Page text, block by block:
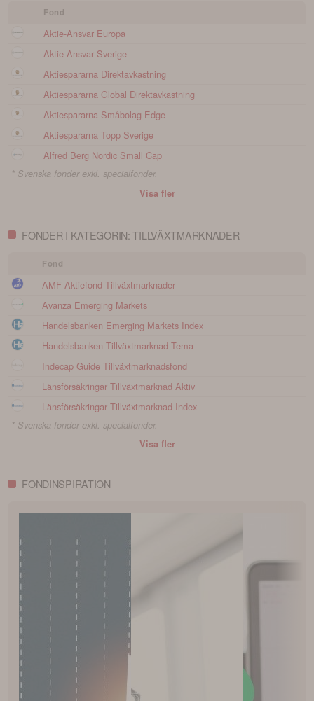
Fond
Aktie-Ansvar Europa
Aktie-Ansvar Sverige
Aktiespararna Direktavkastning
Aktiespararna Global Direktavkastning
Aktiespararna Småbolag Edge
Aktiespararna Topp Sverige
Alfred Berg Nordic Small Cap
* Svenska fonder exkl. specialfonder.
Visa fler
FONDER I KATEGORIN: TILLVÄXTMARKNADER
Fond
AMF Aktiefond Tillväxtmarknader
Avanza Emerging Markets
Handelsbanken Emerging Markets Index
Handelsbanken Tillväxtmarknad Tema
Indecap Guide Tillväxtmarknadsfond
Länsförsäkringar Tillväxtmarknad Aktiv
Länsförsäkringar Tillväxtmarknad Index
* Svenska fonder exkl. specialfonder.
Visa fler
FONDINSPIRATION